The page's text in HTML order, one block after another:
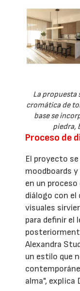
La propuesta
cromática de
base se
piedra,
Proceso de
El proyecto
moodboards
en un
diálogo con
visuales
para definir el
Alexandra
un estilo que
alma", explica